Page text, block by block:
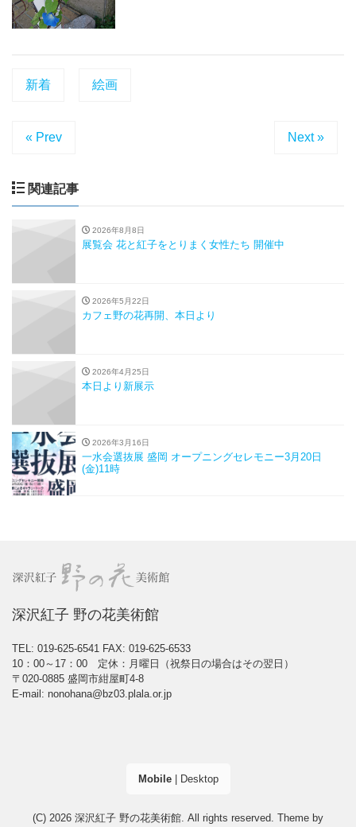
新着 絵画
« Prev Next »
関連記事
2026年8月8日
展覧会 花と紅子をとりまく女性たち 開催中
2026年5月22日
カフェ野の花再開、本日より
2026年4月25日
本日より新展示
2026年3月16日
一水会選抜展 盛岡 オープニングセレモニー3月20日
(金)11時
深沢紅子 野の花美術館
TEL: 019-625-6541 FAX: 019-625-6533
10：00～17：00 定休：月曜日（祝祭日の場合はその翌日）
〒020-0885 盛岡市紺屋町4-8
E-mail: nonohana@bz03.plala.or.jp
Mobile| Desktop
(C) 2026 深沢紅子 野の花美術館 . All rights reserved. Theme by